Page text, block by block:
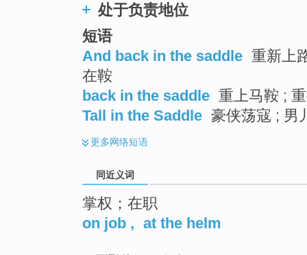
处于负责地位
短语
And back in the saddle 重新上
在鞍
back in the saddle 重上马鞍 ;
Tall in the Saddle 豪侠荡寇 ; 男
更多网络短语
同近义词
掌权；在职
on job , at the helm